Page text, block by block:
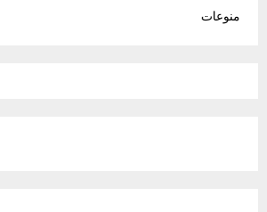
منوعات